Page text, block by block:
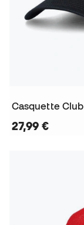
Casquette Club
27,99 €